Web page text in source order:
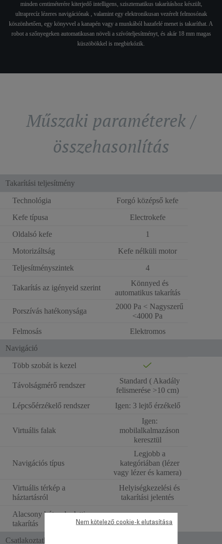
minden centiméterére kiterjedő intelligens, szisztematikus takarításhoz készült,
ultraprecíz lézeres navigációnak , valamint egy elektronikusan vezérelt felmosónak
köszönhetően, egy könyvvel a kanapén vagy a munkából hazafelé menet is takaríthat. A
robot a szőnyegeken automatikusan növeli a szívóteljesítményt, és akár 18 mm magas
küszöbökkel is megbirkózik.
Műszaki paraméterek /
összehasonlítás
Takarítási teljesítmény
Technológia
Forgó középső kefe
Kefe típusa
Electrokefe
Oldalsó kefe
1
Motorizáltság
Kefe nélküli motor
Teljesítményszintek
4
Takarítás az igényeid szerint
Könnyed és
automatikus takarítás
Porszívás hatékonysága
2000 Pa < Nagyszerű
<4000 Pa
Felmosás
Elektromos
Navigáció
Több szobát is kezel
Távolságmérő rendszer
Standard ( Akadály
felismerése >10 cm)
Lépcsőérzékelő rendszer
Igen: 3 lejtő érzékelő
Virtuális falak
Igen:
mobilalkalmazáson
keresztül
Navigációs típus
Legjobb a
kategóriában (lézer
vagy lézer és kamera)
Virtuális térkép a
háztartásról
Helyiségkezelési és
takarítási jelentés
Alacsony bútorok alatti
takarítás
Standard
Csatlakoztathatóság
Nem kötelező cookie-k elutasítása